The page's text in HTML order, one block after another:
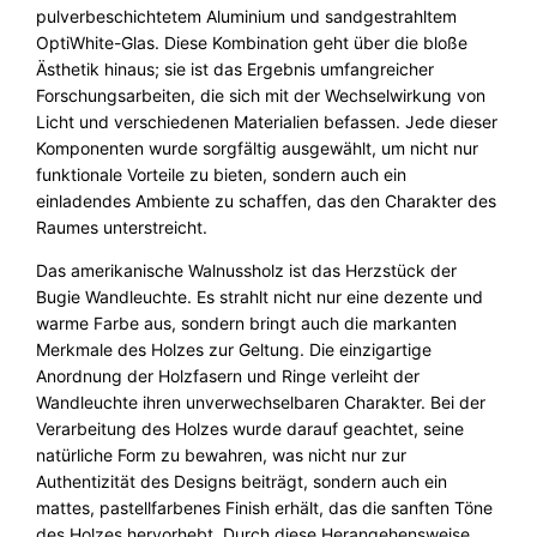
M
e
n
g
e
pulverbeschichtetem Aluminium und sandgestrahltem
OptiWhite-Glas. Diese Kombination geht über die bloße
Ästhetik hinaus; sie ist das Ergebnis umfangreicher
Forschungsarbeiten, die sich mit der Wechselwirkung von
Licht und verschiedenen Materialien befassen. Jede dieser
Komponenten wurde sorgfältig ausgewählt, um nicht nur
funktionale Vorteile zu bieten, sondern auch ein
einladendes Ambiente zu schaffen, das den Charakter des
Raumes unterstreicht.
Das amerikanische Walnussholz ist das Herzstück der
Bugie Wandleuchte. Es strahlt nicht nur eine dezente und
warme Farbe aus, sondern bringt auch die markanten
Merkmale des Holzes zur Geltung. Die einzigartige
Anordnung der Holzfasern und Ringe verleiht der
Wandleuchte ihren unverwechselbaren Charakter. Bei der
Verarbeitung des Holzes wurde darauf geachtet, seine
natürliche Form zu bewahren, was nicht nur zur
Authentizität des Designs beiträgt, sondern auch ein
mattes, pastellfarbenes Finish erhält, das die sanften Töne